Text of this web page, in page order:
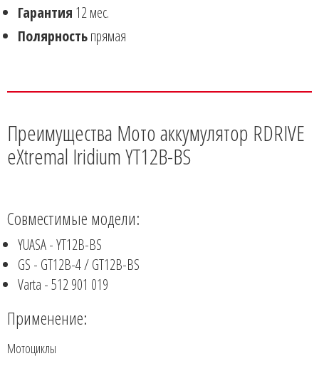
Гарантия 12 мес.
Полярностьпрямая
Преимущества Мото аккумулятор RDRIVE
eXtremal Iridium YT12B-BS
Совместимые модели:
YUASA - YT12B-BS
GS - GT12B-4 / GT12B-BS
Varta - 512 901 019
Применение:
Мотоциклы